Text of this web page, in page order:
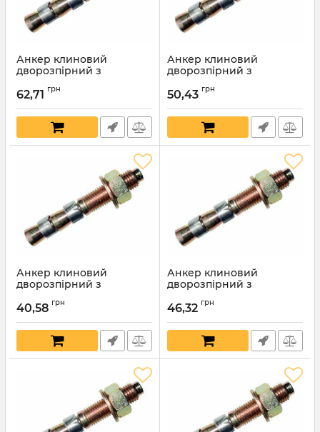
Анкер клиновий
дворозпірний з
шайбою 16х250мм
Артикул: 6210
62,71 грн
Анкер клиновий
дворозпірний з
шайбою 16х200мм
Артикул: 6209
50,43 грн
Анкер клиновий
дворозпірний з
шайбою 16х160мм
Артикул: 6208
40,58 грн
Анкер клиновий
дворозпірний з
шайбою 12х330мм
Артикул: 6207
46,32 грн